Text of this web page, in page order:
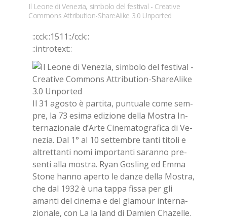
Il Leone di Venezia, simbolo del festival - Creative
Commons Attribution-ShareAlike 3.0 Unported
::cck::1511::/​cck::
::in­tro­text::
Il 31 ago­sto è par­ti­ta, pun­tua­le come sem­
pre, la 73 esi­ma edi­zio­ne del­la Mo­stra In­
ter­na­zio­na­le d’Ar­te Ci­ne­ma­to­gra­fi­ca di Ve­
ne­zia. Dal 1° al 10 set­tem­bre tan­ti ti­to­li e
al­tret­tan­ti nomi im­por­tan­ti sa­ran­no pre­
sen­ti alla mo­stra. Ryan Go­sling ed Emma
Sto­ne han­no aper­to le dan­ze del­la Mo­stra,
che dal 1932 è una tap­pa fis­sa per gli
aman­ti del ci­ne­ma e del gla­mour in­ter­na­
zio­na­le, con La la land di Da­mien Cha­zel­le.